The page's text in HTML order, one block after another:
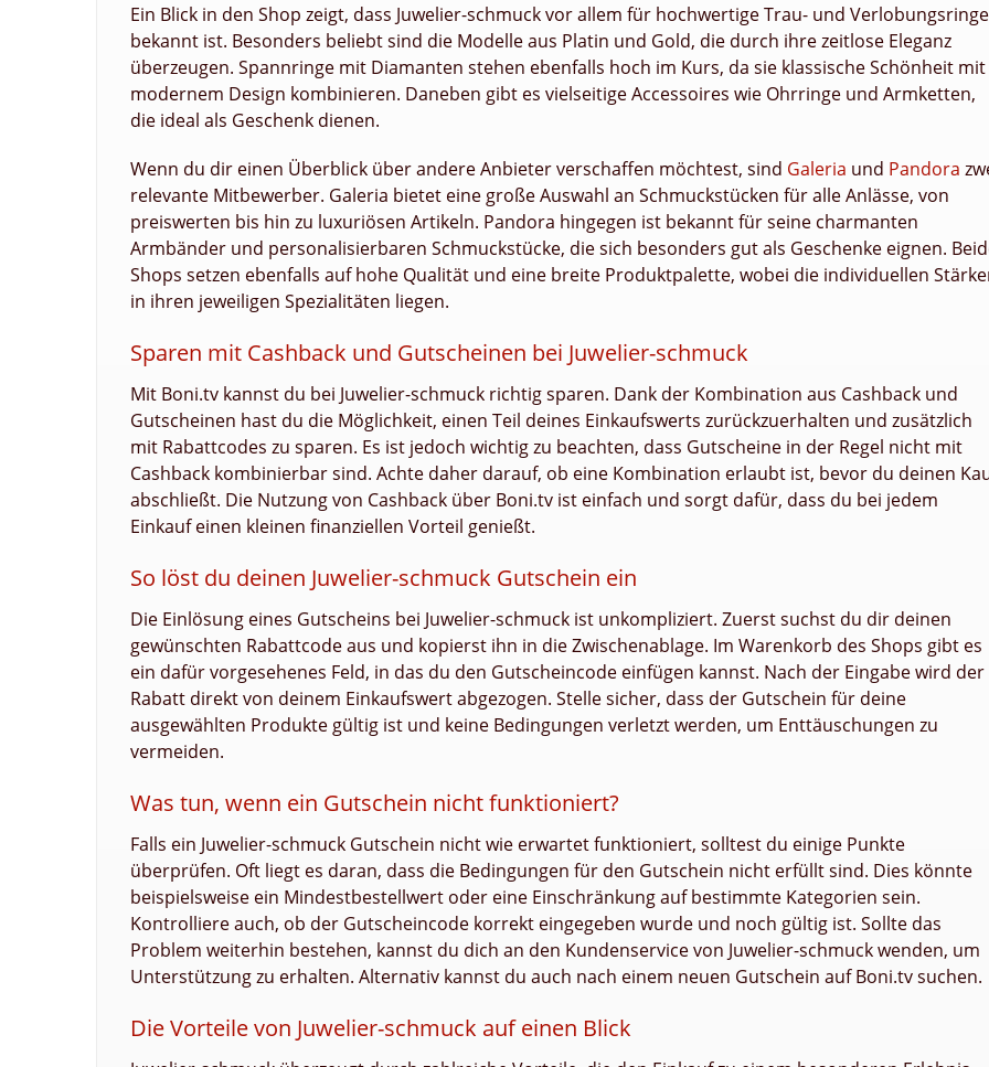
Ein Blick in den Shop zeigt, dass Juwelier-schmuck vor allem für hochwertige Trau- und Verlobungsringe
bekannt ist. Besonders beliebt sind die Modelle aus Platin und Gold, die durch ihre zeitlose Eleganz
überzeugen. Spannringe mit Diamanten stehen ebenfalls hoch im Kurs, da sie klassische Schönheit mit
modernem Design kombinieren. Daneben gibt es vielseitige Accessoires wie Ohrringe und Armketten,
die ideal als Geschenk dienen.
Wenn du dir einen Überblick über andere Anbieter verschaffen möchtest, sind Galeria und Pandora
relevante Mitbewerber. Galeria bietet eine große Auswahl an Schmuckstücken für alle Anlässe, von
preiswerten bis hin zu luxuriösen Artikeln. Pandora hingegen ist bekannt für seine charmanten
Armbänder und personalisierbaren Schmuckstücke, die sich besonders gut als Geschenke eignen.
Shops setzen ebenfalls auf hohe Qualität und eine breite Produktpalette, wobei die individuellen
in ihren jeweiligen Spezialitäten liegen.
Sparen mit Cashback und Gutscheinen bei Juwelier-schmuck
Mit Boni.tv kannst du bei Juwelier-schmuck richtig sparen. Dank der Kombination aus Cashback und
Gutscheinen hast du die Möglichkeit, einen Teil deines Einkaufswerts zurückzuerhalten und zusätzlich
mit Rabattcodes zu sparen. Es ist jedoch wichtig zu beachten, dass Gutscheine in der Regel nicht mit
Cashback kombinierbar sind. Achte daher darauf, ob eine Kombination erlaubt ist, bevor du deinen
abschließt. Die Nutzung von Cashback über Boni.tv ist einfach und sorgt dafür, dass du bei jedem
Einkauf einen kleinen finanziellen Vorteil genießt.
So löst du deinen Juwelier-schmuck Gutschein ein
Die Einlösung eines Gutscheins bei Juwelier-schmuck ist unkompliziert. Zuerst suchst du dir deinen
gewünschten Rabattcode aus und kopierst ihn in die Zwischenablage. Im Warenkorb des Shops gibt es
ein dafür vorgesehenes Feld, in das du den Gutscheincode einfügen kannst. Nach der Eingabe wird der
Rabatt direkt von deinem Einkaufswert abgezogen. Stelle sicher, dass der Gutschein für deine
ausgewählten Produkte gültig ist und keine Bedingungen verletzt werden, um Enttäuschungen zu
vermeiden.
Was tun, wenn ein Gutschein nicht funktioniert?
Falls ein Juwelier-schmuck Gutschein nicht wie erwartet funktioniert, solltest du einige Punkte
überprüfen. Oft liegt es daran, dass die Bedingungen für den Gutschein nicht erfüllt sind. Dies könnte
beispielsweise ein Mindestbestellwert oder eine Einschränkung auf bestimmte Kategorien sein.
Kontrolliere auch, ob der Gutscheincode korrekt eingegeben wurde und noch gültig ist. Sollte das
Problem weiterhin bestehen, kannst du dich an den Kundenservice von Juwelier-schmuck wenden, um
Unterstützung zu erhalten. Alternativ kannst du auch nach einem neuen Gutschein auf Boni.tv suchen.
Die Vorteile von Juwelier-schmuck auf einen Blick